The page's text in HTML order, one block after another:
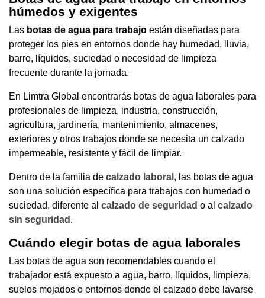
húmedos y exigentes
Las botas de agua para trabajo están diseñadas para
proteger los pies en entornos donde hay humedad, lluvia,
barro, líquidos, suciedad o necesidad de limpieza
frecuente durante la jornada.
En Limtra Global encontrarás botas de agua laborales para
profesionales de limpieza, industria, construcción,
agricultura, jardinería, mantenimiento, almacenes,
exteriores y otros trabajos donde se necesita un calzado
impermeable, resistente y fácil de limpiar.
Dentro de la familia de calzado laboral , las botas de agua
son una solución específica para trabajos con humedad o
suciedad, diferente al calzado de seguridad o al calzado
sin seguridad .
Cuándo elegir botas de agua laborales
Las botas de agua son recomendables cuando el
trabajador está expuesto a agua, barro, líquidos, limpieza,
suelos mojados o entornos donde el calzado debe lavarse